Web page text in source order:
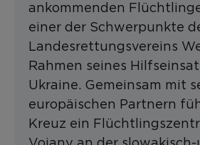
ankommenden
einer der Schwerpunkte
Landesrettungsvereins
Rahmen seines
Ukraine. Gemeinsam mit
europäischen Partnern
Kreuz ein